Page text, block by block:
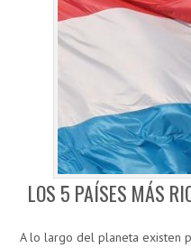
LOS 5 PAÍSES MÁS
A lo largo del planeta existen